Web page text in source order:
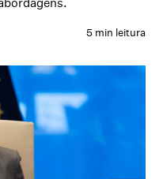
5 min leitura